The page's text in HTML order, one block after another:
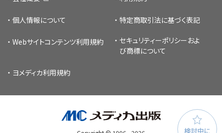
検討中に
個人情報について 特定商取引法に基づく表記
Webサイトコンテンツ利用規約 セキュリティーポリシー およ
び商標について
ヨメディカ利用規約